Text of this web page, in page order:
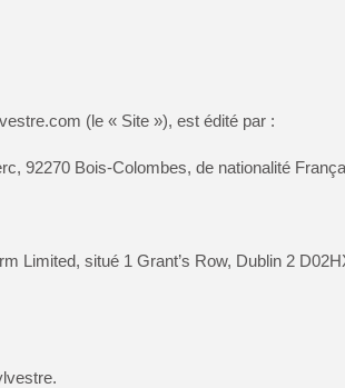
(le « Site »), est édité par :
92270 Bois-Colombes, de nationalité
Limited, situé 1 Grant’s Row, Dublin 2